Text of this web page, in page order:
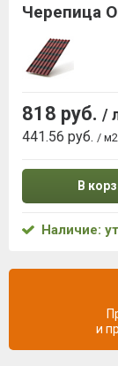
Черепица
818 руб. /
441.56 руб. / м2
В
Наличие:
и